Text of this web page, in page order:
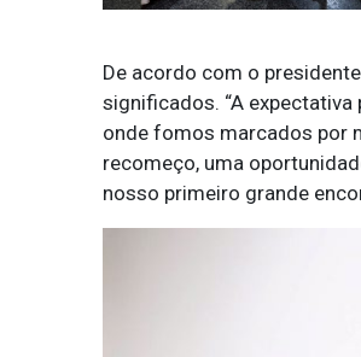
De acordo com o
significados. “A
onde fomos marcados por
recomeço, uma
nosso primeiro grande